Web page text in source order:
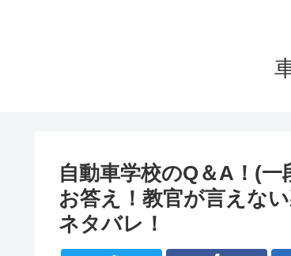
自動車学校のQ＆A！(
お答え！教官が言えな
ネタバレ！